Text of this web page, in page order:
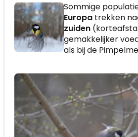
Sommige
Europa trekken
zuiden
gemakkelijker
als bij de